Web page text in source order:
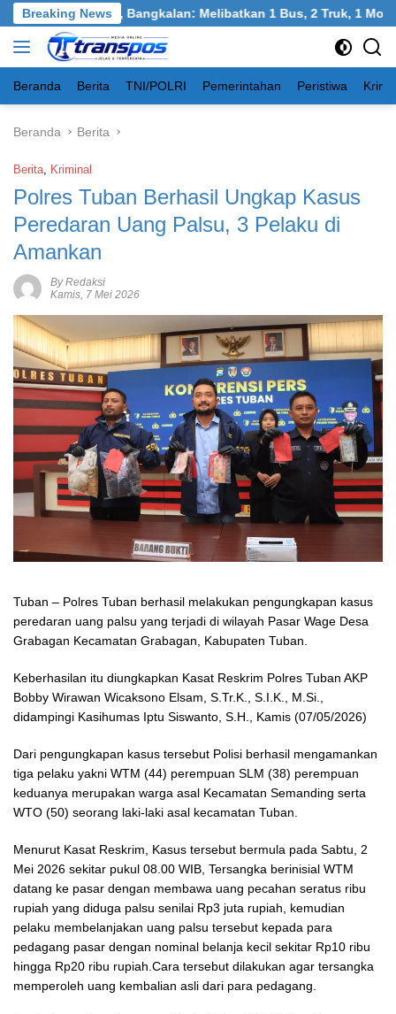
Langsung
ke
konten
Breaking News
Burneh, Bangkalan: Melibatkan 1 Bus, 2 Truk, 1 Mobil, 1
Beranda Berita TNI/POLRI Pemerintahan Peristiwa
Beranda Berita
Berita, Kriminal
Polres Tuban Berhasil Ungkap Kasus
Peredaran Uang Palsu, 3 Pelaku di
Amankan
By Redaksi
Kamis, 7 Mei 2026
Tuban – Polres Tuban berhasil melakukan pengungkapan kasus
peredaran uang palsu yang terjadi di wilayah Pasar Wage Desa
Grabagan Kecamatan Grabagan, Kabupaten Tuban.
Keberhasilan itu diungkapkan Kasat Reskrim Polres Tuban AKP
Bobby Wirawan Wicaksono Elsam, S.Tr.K., S.I.K., M.Si.,
didampingi Kasihumas Iptu Siswanto, S.H., Kamis (07/05/2026)
Dari pengungkapan kasus tersebut Polisi berhasil mengamankan
tiga pelaku yakni WTM (44) perempuan SLM (38) perempuan
keduanya merupakan warga asal Kecamatan Semanding serta
WTO (50) seorang laki-laki asal kecamatan Tuban.
Menurut Kasat Reskrim, Kasus tersebut bermula pada Sabtu, 2
Mei 2026 sekitar pukul 08.00 WIB, Tersangka berinisial WTM
datang ke pasar dengan membawa uang pecahan seratus ribu
rupiah yang diduga palsu senilai Rp3 juta rupiah, kemudian
pelaku membelanjakan uang palsu tersebut kepada para
pedagang pasar dengan nominal belanja kecil sekitar Rp10 ribu
hingga Rp20 ribu rupiah.Cara tersebut dilakukan agar tersangka
memperoleh uang kembalian asli dari para pedagang.